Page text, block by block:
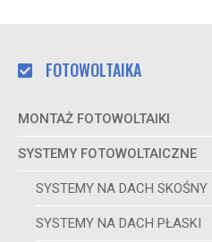
FOTOWOLTAIKA
MONTAŻ FOTOWOLTAIKI
SYSTEMY FOTOWOLTAICZNE
SYSTEMY NA DACH SKOŚNY
SYSTEMY NA DACH PŁASKI